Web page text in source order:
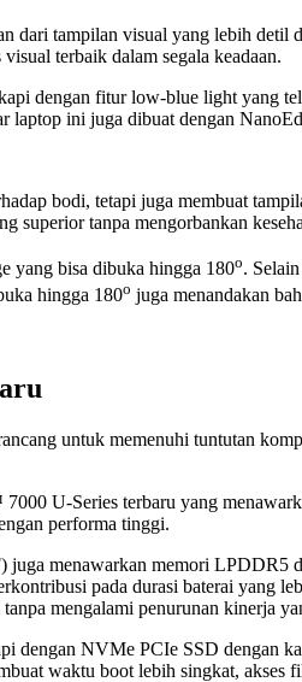
dari tampilan visual yang lebih
terbaik dalam segala keadaan.
dengan fitur low-blue light yang
laptop ini juga dibuat dengan
bodi, tetapi juga membuat
superior tanpa mengorbankan
yang bisa dibuka hingga 180o.
hingga 180o juga menandakan
untuk memenuhi tuntutan
U-Series terbaru yang
performa tinggi.
menawarkan memori LPDDR5
pada durasi baterai yang
mengalami penurunan kinerja
NVMe PCIe SSD dengan
waktu boot lebih singkat, akses